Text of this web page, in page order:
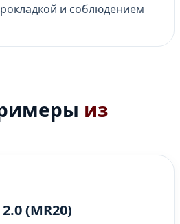
и соблюдением
из
(MR20)